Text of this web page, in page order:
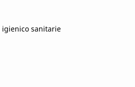
sanitarie